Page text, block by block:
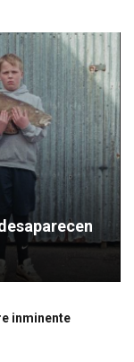
inminente